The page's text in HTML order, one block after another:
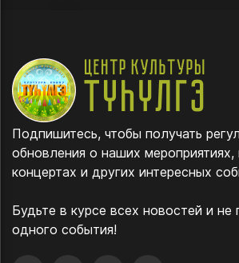
Подпишитесь, чтобы получать
обновления о наших мероприятиях,
концертах и других интересных
Будьте в курсе всех новостей и не
одного события!